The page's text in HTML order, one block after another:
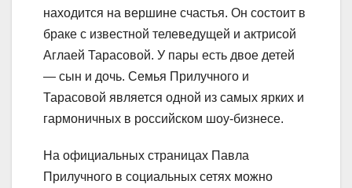
находится на вершине счастья. Он состоит в
браке с известной телеведущей и актрисой
Аглаей Тарасовой. У пары есть двое детей
— сын и дочь. Семья Прилучного и
Тарасовой является одной из самых ярких и
гармоничных в российском шоу-бизнесе.
На официальных страницах Павла
Прилучного в социальных сетях можно